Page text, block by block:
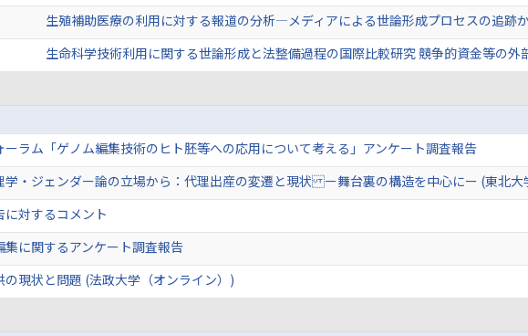
生殖補助医療の利用に対する報道の分析―メディアによる世論形成プロセスの追跡
生命科学技術利用に関する世論形成と法整備過程の国際比較研究 競争的資金等の外
ーラム「ゲノム編集技術のヒト胚等への応用について考える」アンケート調査報告
学・ジェンダー論の立場から：代理出産の変遷と現状 ー舞台裏の構造を中心にー (東北
に対するコメント
集に関するアンケート調査報告
の現状と問題 (法政大学（オンライン）)